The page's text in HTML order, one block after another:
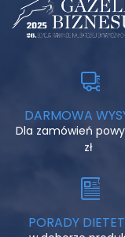
DARMOWA
Dla zamówień
zł
PORADY